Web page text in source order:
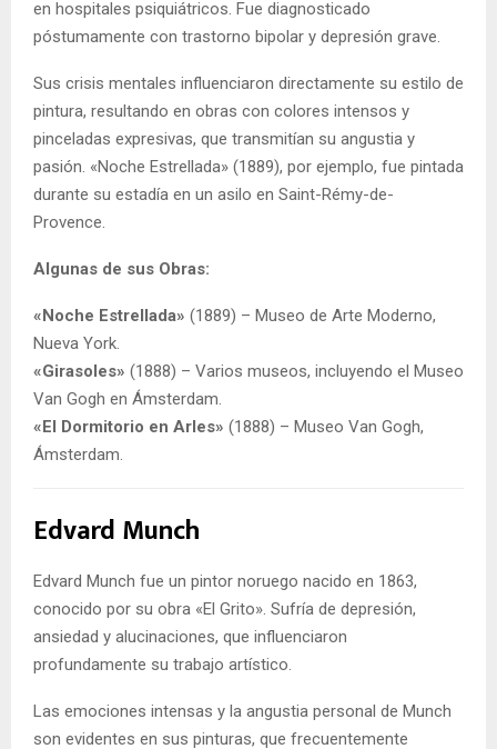
en hospitales psiquiátricos. Fue diagnosticado
póstumamente con trastorno bipolar y depresión grave.
Sus crisis mentales influenciaron directamente su estilo de
pintura, resultando en obras con colores intensos y
pinceladas expresivas, que transmitían su angustia y
pasión. «Noche Estrellada» (1889), por ejemplo, fue pintada
durante su estadía en un asilo en Saint-Rémy-de-
Provence.
Algunas de sus Obras:
«Noche Estrellada» (1889) – Museo de Arte Moderno,
Nueva York.
«Girasoles» (1888) – Varios museos, incluyendo el Museo
Van Gogh en Ámsterdam.
«El Dormitorio en Arles» (1888) – Museo Van Gogh,
Ámsterdam.
Edvard Munch
Edvard Munch fue un pintor noruego nacido en 1863,
conocido por su obra «El Grito». Sufría de depresión,
ansiedad y alucinaciones, que influenciaron
profundamente su trabajo artístico.
Las emociones intensas y la angustia personal de Munch
son evidentes en sus pinturas, que frecuentemente